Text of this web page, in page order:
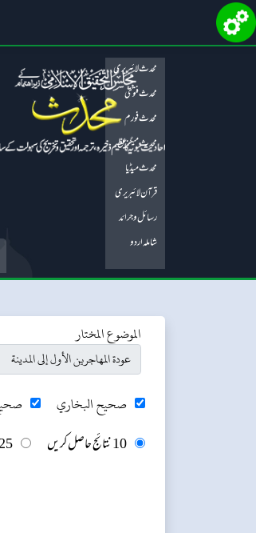
محدث لائبریری
محدث فتویٰ
محدث فورم
محدث میگزین
محدث میڈیا
قرآن لائبریری
رسائل و جرائد
شاملہ اردو
الموضوع المختار
صحيح البخاري
10 نتائج حاصل کریں
25 نتائج